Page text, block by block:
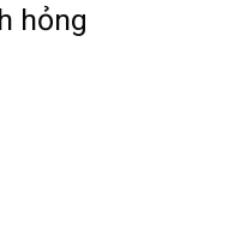
hỏng